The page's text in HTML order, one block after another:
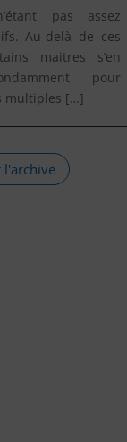
pas assez
Au-delà de ces
maitres s’en
pour
multiples […]
l'archive